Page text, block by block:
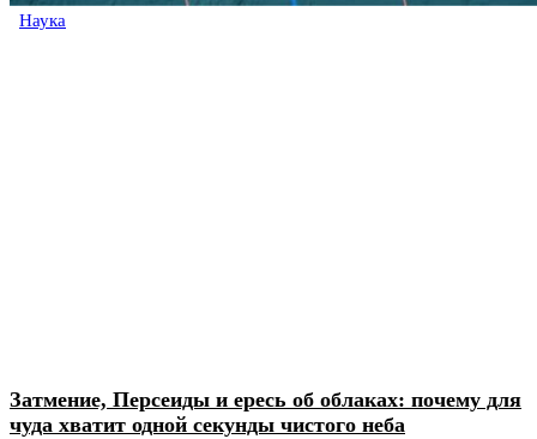
Наука
Затмение, Персеиды и ересь об облаках: почему для
чуда хватит одной секунды чистого неба